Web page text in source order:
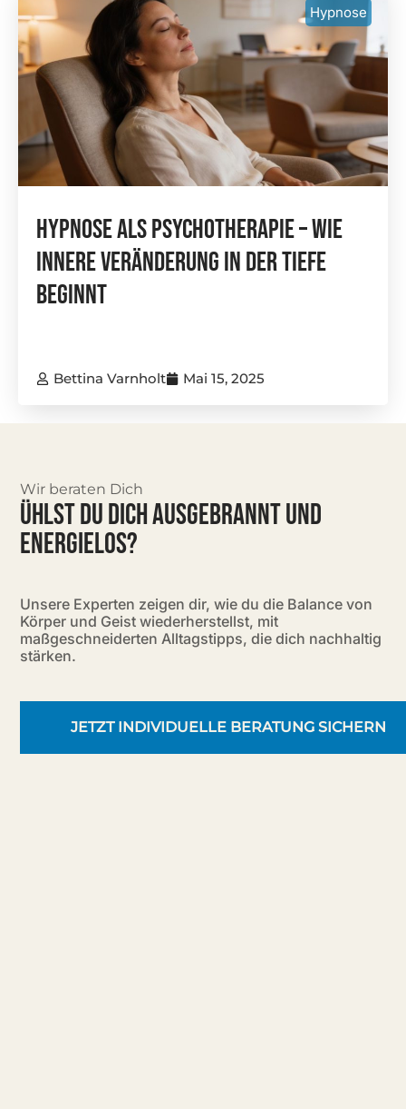
Hypnose
Hypnose Als Psychotherapie – Wie
Innere Veränderung In Der Tiefe
Beginnt
Bettina Varnholt Mai 15, 2025
Wir beraten Dich
ÜHLST DU DICH AUSGEBRANNT UND
ENERGIELOS?
Unsere Experten zeigen dir, wie du die Balance von
Körper und Geist wiederherstellst, mit
maßgeschneiderten Alltagstipps, die dich nachhaltig
stärken.
JETZT INDIVIDUELLE BERATUNG SICHERN